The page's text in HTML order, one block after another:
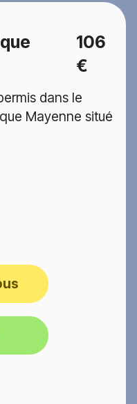
106
€
dans le
Mayenne situé